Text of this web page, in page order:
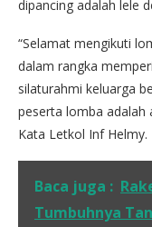
dipancing adalah lele
“Selamat mengikuti
dalam rangka
silaturahmi keluarga
peserta lomba adalah
Kata Letkol Inf Helmy.
Baca juga :
Tumbuhnya